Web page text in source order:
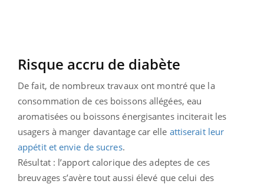
Risque accru de diabète
De fait, de nombreux travaux ont montré que la
consommation de ces boissons allégées, eau
aromatisées ou boissons énergisantes inciterait les
usagers à manger davantage car elle attiserait leur
appétit et envie de sucres.
Résultat : l’apport calorique des adeptes de ces
breuvages s’avère tout aussi élevé que celui des